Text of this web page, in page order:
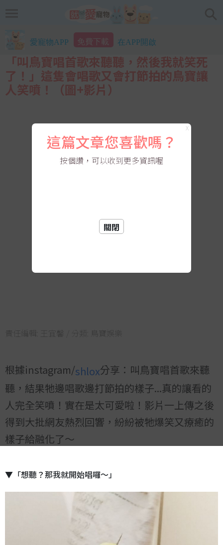
愛寵物APP 免費下載 在APP開啟
「叫鳥寶唱首歌來聽聽，然後我就笑死
了！」這隻會唱歌又會打節拍的鳥寶讓
人笑噴！（圖+影片）
責任編輯: 王宜馨 / 分類: 鳥寶娛樂
根據instagram/shlox分享：叫鳥寶唱首歌來聽
聽，結果牠邊唱歌邊打節拍的樣子...真的讓看的
人完全笑噴！實在是太可愛啦！影片一上傳之後
得到大批網友熱烈回響，紛紛被牠爆笑又療癒的
樣子給融化了～
▼「想聽？那我就開始唱囉～」
X
這篇文章您喜歡嗎？
按個讚，可以收到更多資訊喔
關閉